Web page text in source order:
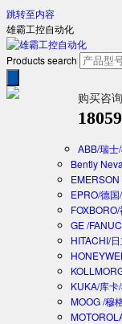
跳转至内容
雄霸工控自动化
Products search
购买咨
ABB/瑞士
Bently
EMERSON
EPRO/德
GE /
HITACHI/
KUKA/库
MOOG /穆